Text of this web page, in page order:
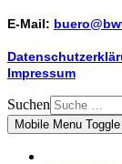
E-Mail:
Impressum
Suchen
Mobile Menu Toggle